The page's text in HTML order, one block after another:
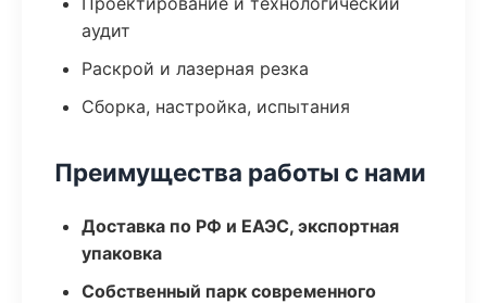
аудит
Раскрой и лазерная резка
Сборка, настройка, испытания
Преимущества работы с нами
Доставка по РФ и ЕАЭС, экспортная
упаковка
Собственный парк современного